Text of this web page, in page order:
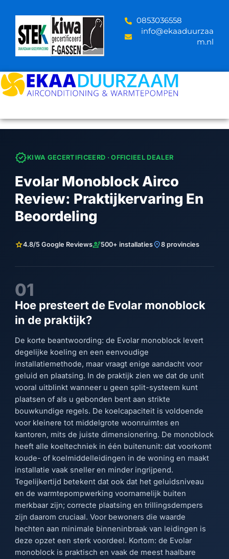
content
‪0853036558
info@ekaaduurzaa
m.nl
verifiedKIWA GECERTIFICEERD · OFFICIEEL DEALER
Evolar Monoblock Airco
Review: Praktijkervaring En
Beoordeling
star4.8/5 Google Reviewsengineering500+ installatieslocation_on8 provincies
01
Hoe presteert de Evolar monoblock
in de praktijk?
De korte beantwoording: de Evolar monoblock levert
degelijke koeling en een eenvoudige
installatiemethode, maar vraagt enige aandacht voor
geluid en plaatsing. In de praktijk zien we dat de unit
vooral uitblinkt wanneer u geen split-systeem kunt
plaatsen of als u gebonden bent aan strikte
bouwkundige regels. De koelcapaciteit is voldoende
voor kleinere tot middelgrote woonruimtes en
kantoren, mits de juiste dimensionering. De monoblock
heeft alle koeltechniek in één buitenunit: dat voorkomt
koude- of koelmiddelleidingen in de woning en maakt
installatie vaak sneller en minder ingrijpend.
Tegelijkertijd betekent dat ook dat het geluidsniveau
en de warmtepompwerking voornamelijk buiten
merkbaar zijn; correcte plaatsing en trillingsdempers
zijn daarom cruciaal. Voor bewoners die waarde
hechten aan minimale binneninbraak van leidingen is
deze opzet een sterk voordeel. Kortom: de Evolar
monoblock is praktisch en vaak de meest haalbare